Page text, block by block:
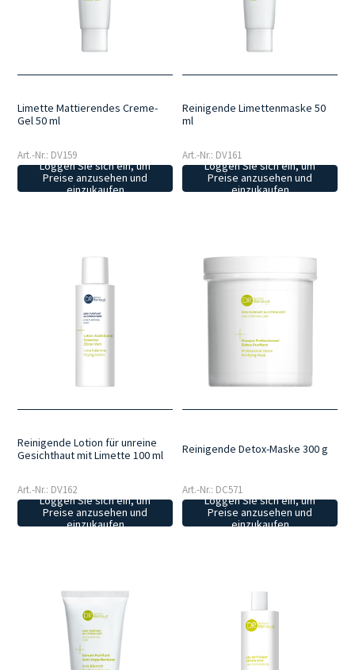
Limette Mattierendes Creme-
Gel 50 ml
Art.-Nr.: DV159
Loggen Sie sich ein, um
Preise anzusehen und
einzukaufen
Reinigende Limettenmaske 50
ml
Art.-Nr.: DV161
Loggen Sie sich ein, um
Preise anzusehen und
einzukaufen
Reinigende Lotion für unreine
Gesichthaut mit Limette 100 ml
Art.-Nr.: DV162
Loggen Sie sich ein, um
Preise anzusehen und
einzukaufen
Reinigende Detox-Maske 300 g
Art.-Nr.: DC571
Loggen Sie sich ein, um
Preise anzusehen und
einzukaufen